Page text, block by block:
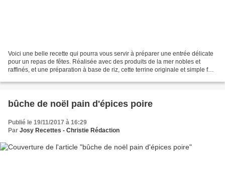
Voici une belle recette qui pourra vous servir à préparer une entrée délicate
pour un repas de fêtes. Réalisée avec des produits de la mer nobles et
raffinés, et une préparation à base de riz, cette terrine originale et simple fera
bûche de noël pain d'épices poire
Publié le 19/11/2017 à 16:29
Par Josy Recettes - Christie Rédaction